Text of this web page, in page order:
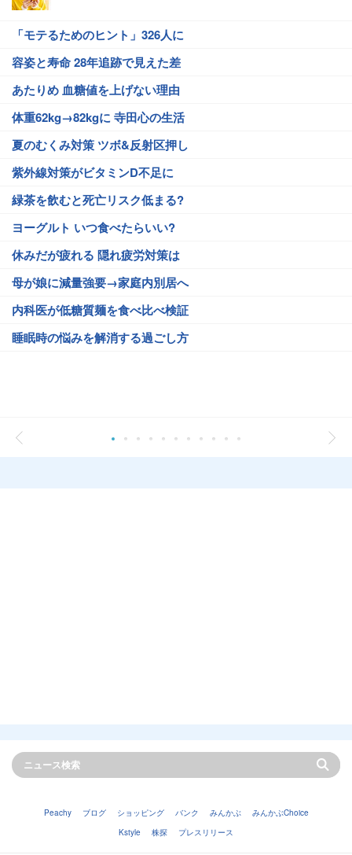
「モテるためのヒント」326人に
容姿と寿命 28年追跡で見えた差
あたりめ 血糖値を上げない理由
体重62kg→82kgに 寺田心の生活
夏のむくみ対策 ツボ&反射区押し
紫外線対策がビタミンD不足に
緑茶を飲むと死亡リスク低まる?
ヨーグルト いつ食べたらいい?
休みだが疲れる 隠れ疲労対策は
母が娘に減量強要→家庭内別居へ
内科医が低糖質麺を食べ比べ検証
睡眠時の悩みを解消する過ごし方
Peachy ブログ ショッピング バンク みんかぶ
みんかぶChoice
Kstyle
株探 プレスリリース